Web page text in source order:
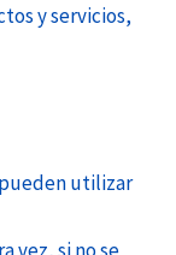
y servicios,
utilizar